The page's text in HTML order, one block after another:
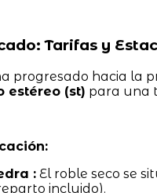
Tarifas y
progresado hacia la
estéreo (st) para una
:El roble seco se
incluido).